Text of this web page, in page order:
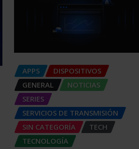
APPS
DISPOSITIVOS
GENERAL
NOTICIAS
SERIES
SERVICIOS DE TRANSMISIÓN
SIN CATEGORÍA
TECH
TECNOLOGÍA